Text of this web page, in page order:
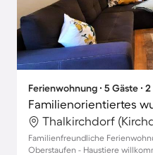
Ferienwohnung ∙ 5 Gäste ∙
Familienfreundliche
Oberstaufen - Haustiere